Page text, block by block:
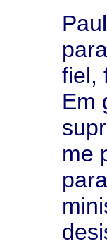
fiel,
Em
me